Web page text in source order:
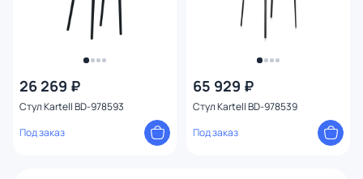
26 269 ₽
Стул Kartell BD-978593
Под заказ
65 929 ₽
Стул Kartell BD-978539
Под заказ